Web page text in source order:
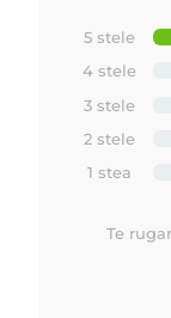
5 stele
4 stele
3 stele
2 stele
1 stea
Te